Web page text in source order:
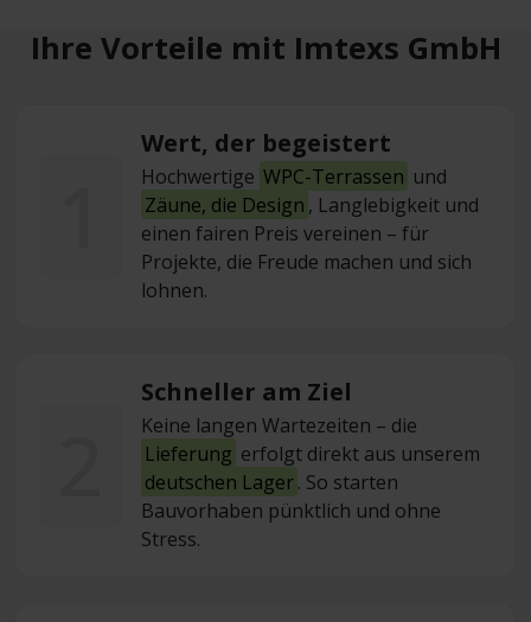
Ihre Vorteile mit Imtexs GmbH
Wert, der begeistert
Hochwertige WPC-Terrassen und
Zäune, die Design , Langlebigkeit und
einen fairen Preis vereinen – für
Projekte, die Freude machen und sich
lohnen.
Schneller am Ziel
Keine langen Wartezeiten – die
Lieferung erfolgt direkt aus unserem
deutschen Lager. So starten
Bauvorhaben pünktlich und ohne
Stress.